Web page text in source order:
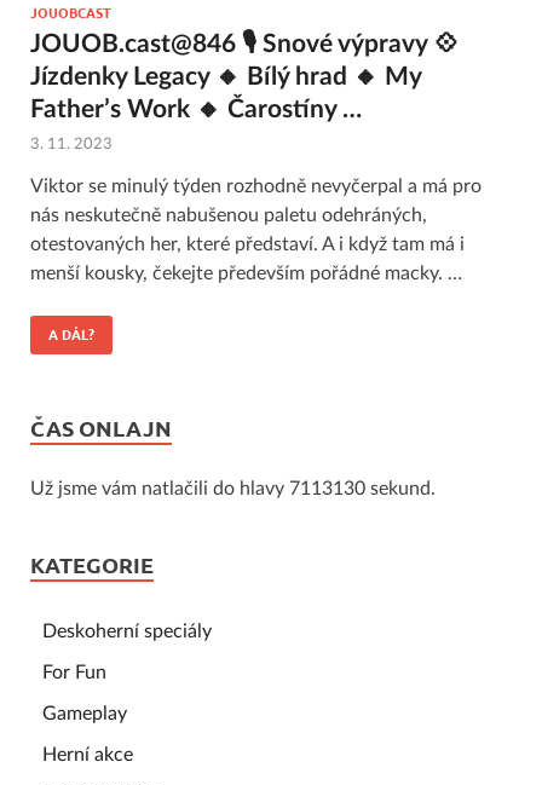
JOUOBCAST
JOUOB.cast@846 🎙 Snové výpravy 💠
Jízdenky Legacy 🔸 Bílý hrad 🔸 My
Father’s Work 🔸 Čarostíny …
3. 11. 2023
Viktor se minulý týden rozhodně nevyčerpal a má pro
nás neskutečně nabušenou paletu odehráných,
otestovaných her, které představí. A i když tam má i
menší kousky, čekejte především pořádné macky. …
A DÁL?
ČAS ONLAJN
Už jsme vám natlačili do hlavy 7113130 sekund.
KATEGORIE
Deskoherní speciály
For Fun
Gameplay
Herní akce